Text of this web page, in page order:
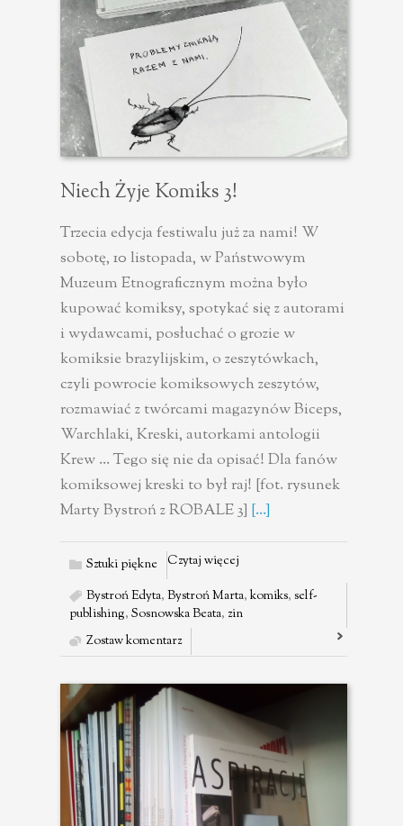
Niech Żyje Komiks 3!
Trzecia edycja festiwalu już za nami! W
sobotę, 10 listopada, w Państwowym
Muzeum Etnograficznym można było
kupować komiksy, spotykać się z autorami
i wydawcami, posłuchać o grozie w
komiksie brazylijskim, o zeszytówkach,
czyli powrocie komiksowych zeszytów,
rozmawiać z twórcami magazynów Biceps,
Warchlaki, Kreski, autorkami antologii
Krew ... Tego się nie da opisać! Dla fanów
komiksowej kreski to był raj! [fot. rysunek
Marty Bystroń z ROBALE 3] [...]
Sztuki piękne
Bystroń Edyta, Bystroń Marta, komiks, self-
publishing, Sosnowska Beata, zin
Zostaw komentarz
Czytaj więcej